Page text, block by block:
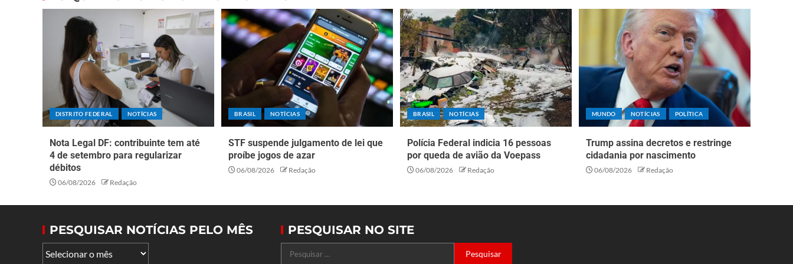
DISTRITO FEDERAL NOTÍCIAS
Nota Legal DF: contribuinte tem até
4 de setembro para regularizar
débitos
06/08/2026 Redação
BRASIL NOTÍCIAS
STF suspende julgamento de lei que
proíbe jogos de azar
06/08/2026 Redação
BRASIL NOTÍCIAS
Polícia Federal indicia 16 pessoas
por queda de avião da Voepass
06/08/2026 Redação
MUNDO NOTÍCIAS POLÍTICA
Trump assina decretos e restringe
cidadania por nascimento
06/08/2026 Redação
PESQUISAR NOTÍCIAS PELO MÊS PESQUISAR NO SITE